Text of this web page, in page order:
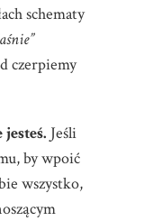
schematy
czerpiemy
Jeśli
by wpoić
wszystko,